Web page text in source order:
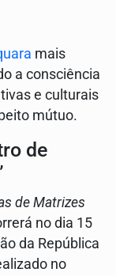
mais
a consciência
e culturais
mútuo.
de
de Matrizes
no dia 15
da República
no